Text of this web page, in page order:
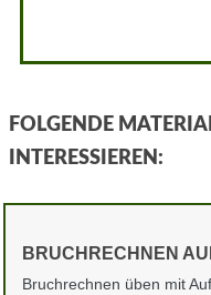
FOLGENDE
INTERESSIEREN:
BRUCHRECHNEN
Bruchrechnen üben mit